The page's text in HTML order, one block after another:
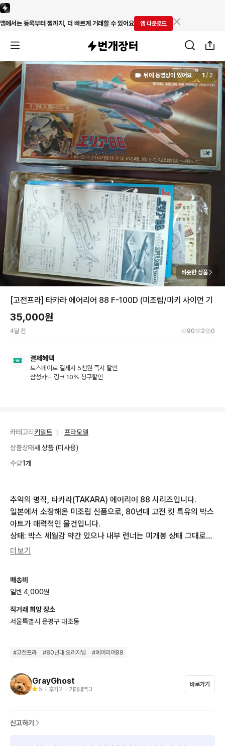
앱에서는 등록부터 찜까지, 더 빠르게 거래할 수 있어요 앱 다운로드
뒤에 동영상이 있어요 1 / 2
비슷한 상품
[고전프라] 타카라 에어리어 88 F-100D (미조립/미키 사이먼 기
35,000원
4달 전 90 2 0
결제혜택
토스페이로 결제시 5천원 즉시 할인
삼성카드 링크 10% 청구할인
카테고리 키덜트 〉
프라모델
상품상태새 상품 (미사용)
수량1개
추억의 명작, 타카라(TAKARA) 에어리어 88 시리즈입니다.
​일본에서 소장해온 미조립 신품으로, 80년대 고전 킷 특유의 박스
아트가 매력적인 물건입니다.
​상태: 박스 세월감 약간 있으나 내부 런너는 미개봉 상태 그대로입
니다.
더보기
배송비
일반 4,000원
직거래 희망 장소
서울특별시 은평구 대조동
#고전프라 #80년대 오리지널 #에어리어88
GrayGhost
5 ・ 후기 2 ・ 거래내역 3
바로가기
신고하기